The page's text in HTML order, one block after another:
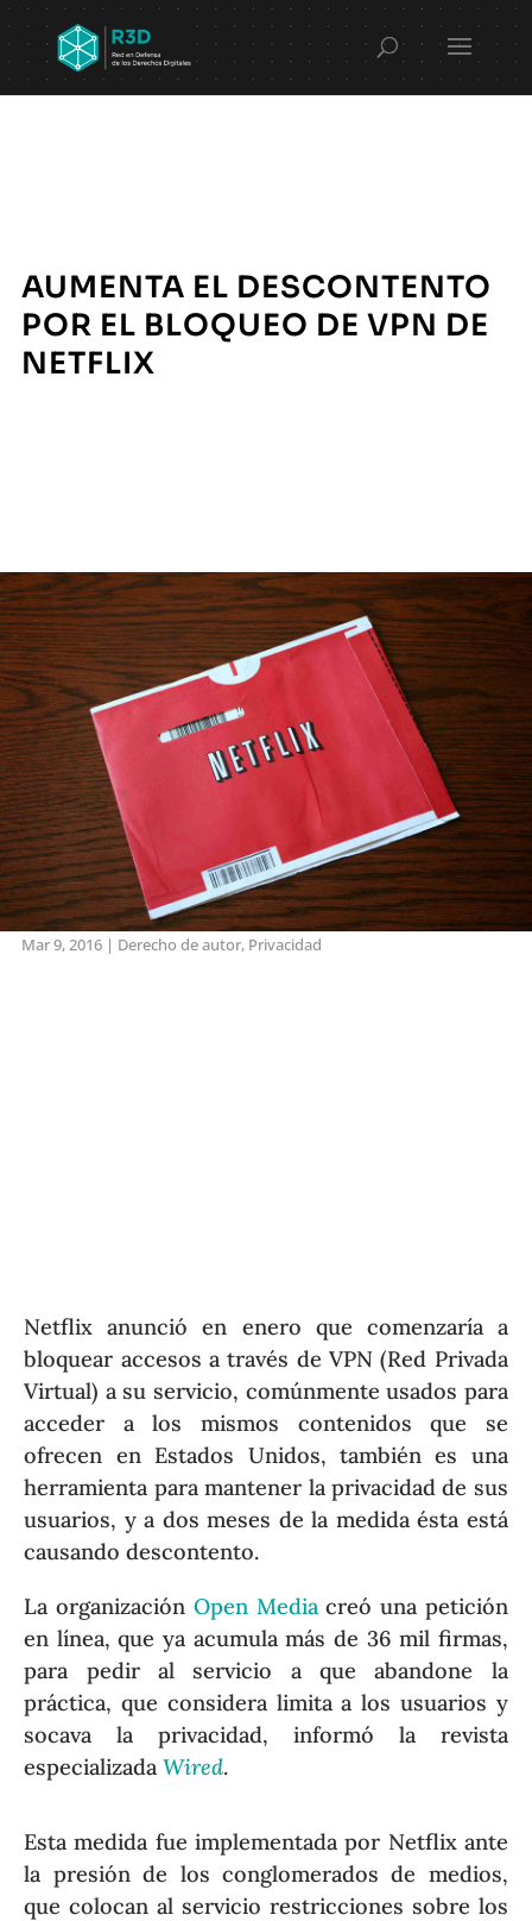
AUMENTA EL DESCONTENTO
POR EL BLOQUEO DE VPN DE
NETFLIX
Mar 9, 2016| Derecho de autor, Privacidad
Netflix anunció en enero que comenzaría a
bloquear accesos a través de VPN (Red Privada
Virtual) a su servicio, comúnmente usados para
acceder a los mismos contenidos que se
ofrecen en Estados Unidos, también es una
herramienta para mantener la privacidad de sus
usuarios, y a dos meses de la medida ésta está
causando descontento.
La organización Open Media creó una petición
en línea, que ya acumula más de 36 mil firmas,
para pedir al servicio a que abandone la
práctica, que considera limita a los usuarios y
socava la privacidad, informó la revista
especializadaWired.
Esta medida fue implementada por Netflix ante
la presión de los conglomerados de medios,
que colocan al servicio restricciones sobre los